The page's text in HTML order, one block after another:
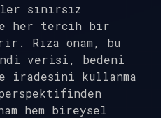
sınırsız
her tercih bir
Rıza onam, bu
verisi, bedeni
iradesini kullanma
hem bireysel